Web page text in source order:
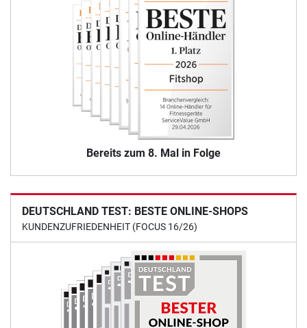
Bereits zum 8. Mal in Folge
DEUTSCHLAND TEST: BESTE ONLINE-SHOPS
KUNDENZUFRIEDENHEIT (FOCUS 16/26)